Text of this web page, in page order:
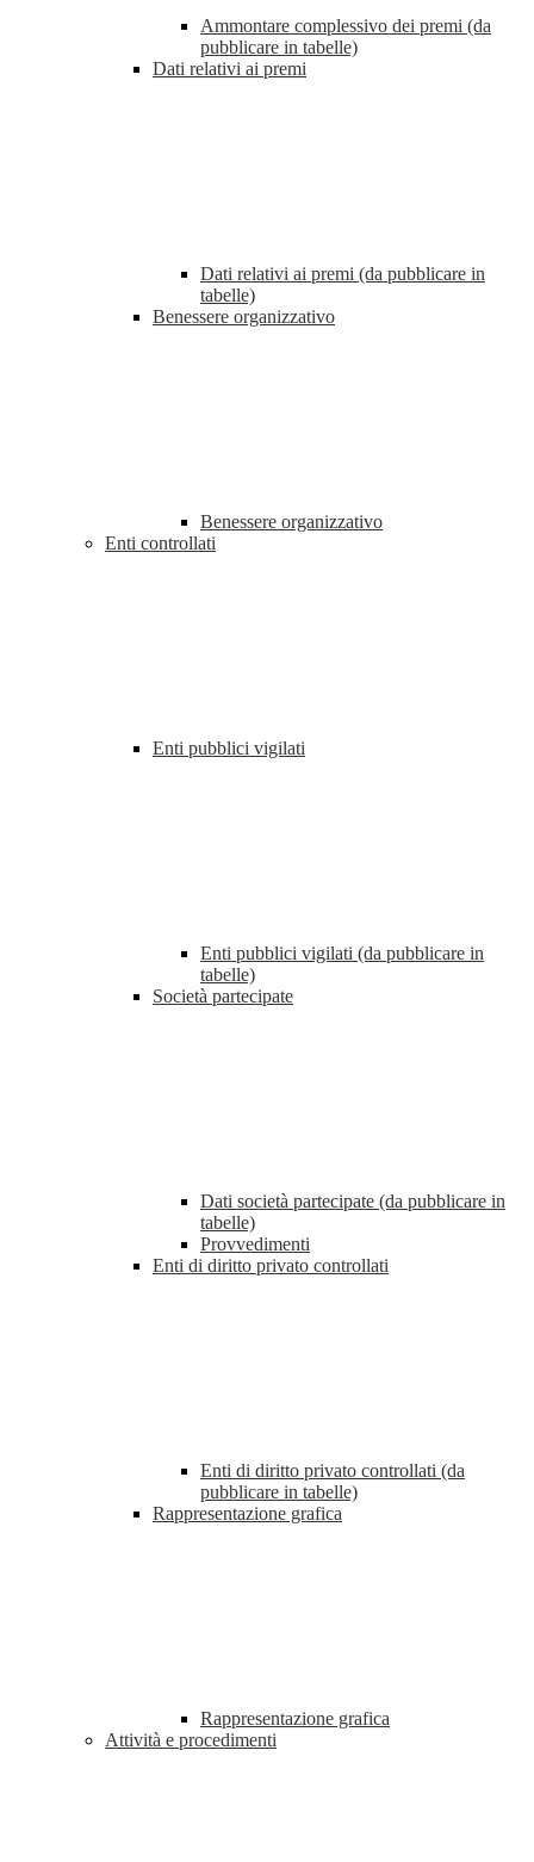
Ammontare complessivo dei premi (da
pubblicare in tabelle)
Dati relativi ai premi
Dati relativi ai premi (da pubblicare in
tabelle)
Benessere organizzativo
Benessere organizzativo
Enti controllati
Enti pubblici vigilati
Enti pubblici vigilati (da pubblicare in
tabelle)
Società partecipate
Dati società partecipate (da pubblicare in
tabelle)
Provvedimenti
Enti di diritto privato controllati
Enti di diritto privato controllati (da
pubblicare in tabelle)
Rappresentazione grafica
Rappresentazione grafica
Attività e procedimenti